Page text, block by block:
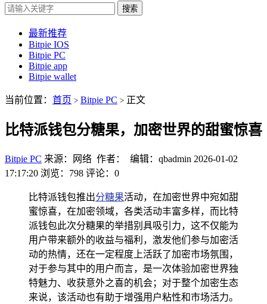
搜索
最新推荐
Bitpie IOS
Bitpie PC
Bitpie app
Bitpie wallet
当前位置： 首页 > Bitpie PC > 正文
比特派钱包分糖果，加密世界的甜蜜惊喜
Bitpie PC 来源：网络 作者： 编辑：qbadmin 2026-01-02
17:17:20 浏览：798 评论：0
比特派钱包推出分糖果活动，在加密世界中宛如甜
蜜惊喜，在加密领域，各类活动丰富多样，而比特
派钱包此次分糖果的举措别具吸引力，这不仅能为
用户带来额外的收益与福利，激发他们参与加密活
动的热情，还在一定程度上活跃了加密市场氛围，
对于参与其中的用户而言，是一次体验加密世界独
特魅力、收获意外之喜的机会；对于整个加密生态
来说，该活动也有助于增强用户粘性和市场活力。